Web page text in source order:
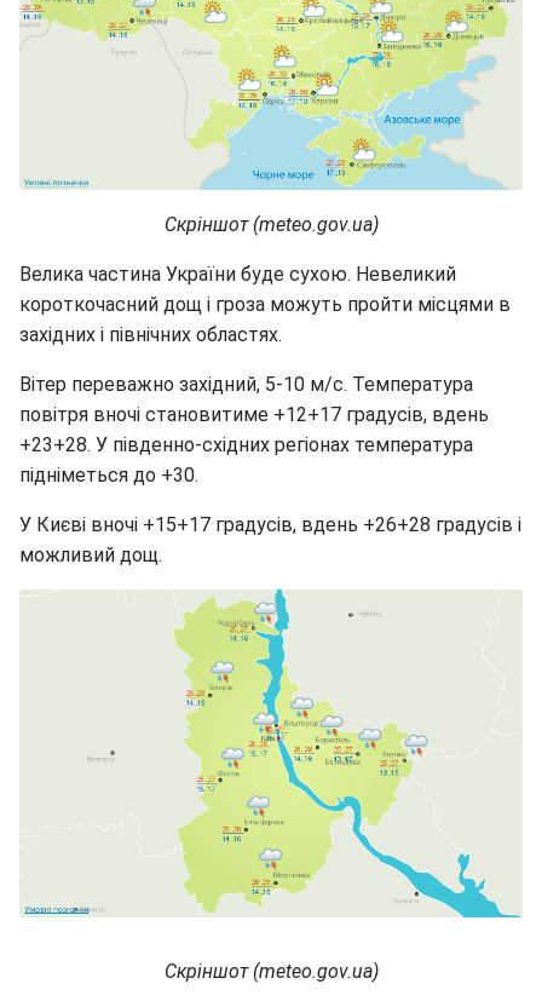
Скріншот (meteo.gov.ua)
Велика частина України буде сухою. Невеликий
короткочасний дощ і гроза можуть пройти місцями в
західних і північних областях.
Вітер переважно західний, 5-10 м/с. Температура
повітря вночі становитиме +12+17 градусів, вдень
+23+28. У південно-східних регіонах температура
підніметься до +30.
У Києві вночі +15+17 градусів, вдень +26+28 градусів і
можливий дощ.
Скріншот (meteo.gov.ua)